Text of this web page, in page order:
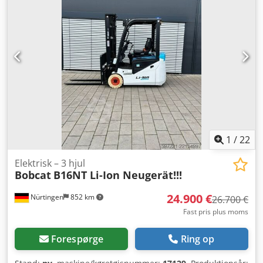
3.790 kg
, 5174822 Cedpfxezfd D Is Ag Tjrf
Serienummer: OBA07-000027 Batteriets specifikationer:
51,2 V, 277 Ah
1 /22
Nürtingen 852 km
Elektrisk – 3 hjul
Bobcat B16NT Li-Ion Neugerät!!!
24.900 €26.700 €
Fast pris plus moms
Forespørge Ring op